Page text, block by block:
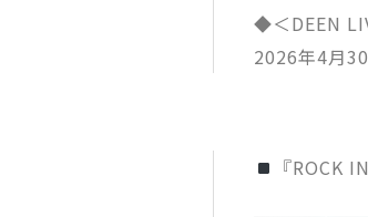
◆＜DEEN
2026年4月
『ROCK